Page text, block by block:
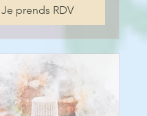
Je prends RDV